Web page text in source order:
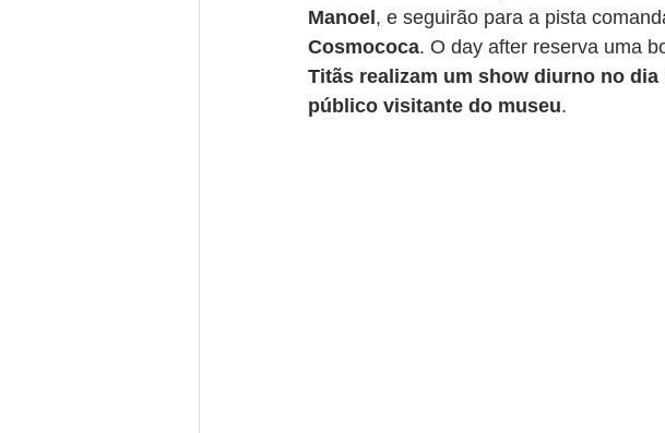
Manoel, e seguirão para a pista
Cosmococa. O day after reserva uma
Titãs realizam um show diurno no
público visitante do museu.